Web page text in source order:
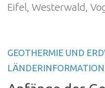
Eifel, Westerwald,
GEOTHERMIE UND